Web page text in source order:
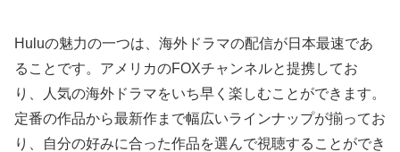
Huluの魅力の一つは、海外ドラマの配信が日本最速であ
ることです。アメリカのFOXチャンネルと提携してお
り、人気の海外ドラマをいち早く楽しむことができます。
定番の作品から最新作まで幅広いラインナップが揃ってお
り、自分の好みに合った作品を選んで視聴することができ